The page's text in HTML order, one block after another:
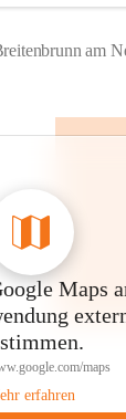
am
Maps
maps
erfahren